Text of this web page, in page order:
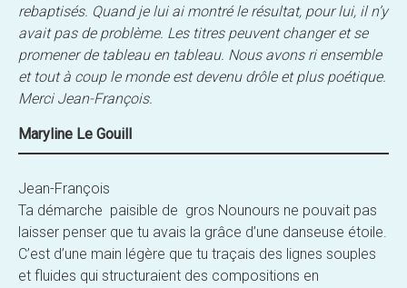
rebaptisés. Quand je lui ai montré le résultat, pour lui, il n’y
avait pas de problème. Les titres peuvent changer et se
promener de tableau en tableau. Nous avons ri ensemble
et tout à coup le monde est devenu drôle et plus poétique.
Merci Jean-François.
Maryline Le Gouill
Jean-François
Ta démarche paisible de gros Nounours ne pouvait pas
laisser penser que tu avais la grâce d’une danseuse étoile.
C’est d’une main légère que tu traçais des lignes souples
et fluides qui structuraient des compositions en